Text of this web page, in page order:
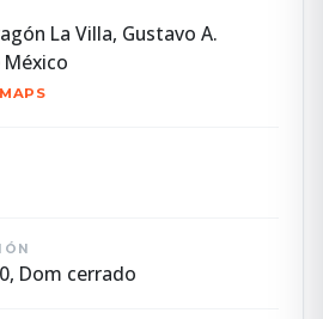
La Villa, Gustavo A.
Dom cerrado